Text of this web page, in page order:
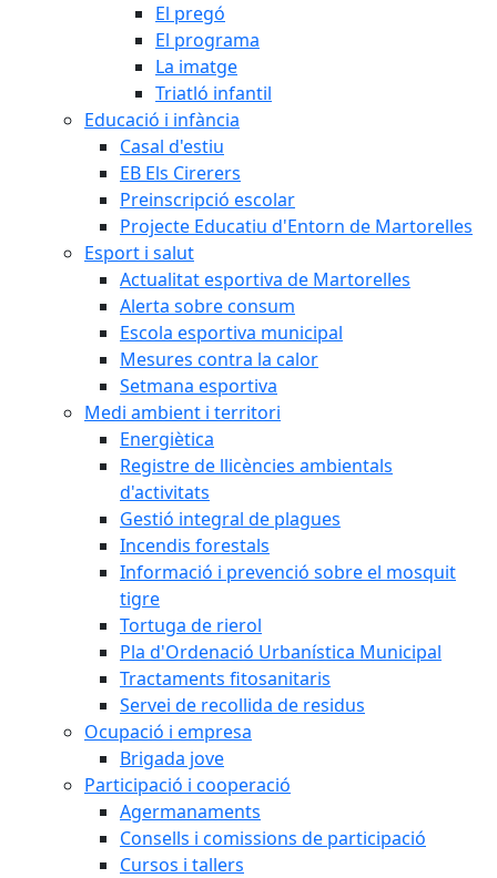
El pregó
El programa
La imatge
Triatló infantil
Educació i infància
Casal d'estiu
EB Els Cirerers
Preinscripció escolar
Projecte Educatiu d'Entorn de Martorelles
Esport i salut
Actualitat esportiva de Martorelles
Alerta sobre consum
Escola esportiva municipal
Mesures contra la calor
Setmana esportiva
Medi ambient i territori
Energiètica
Registre de llicències ambientals
d'activitats
Gestió integral de plagues
Incendis forestals
Informació i prevenció sobre el mosquit
tigre
Tortuga de rierol
Pla d'Ordenació Urbanística Municipal
Tractaments fitosanitaris
Servei de recollida de residus
Ocupació i empresa
Brigada jove
Participació i cooperació
Agermanaments
Consells i comissions de participació
Cursos i tallers